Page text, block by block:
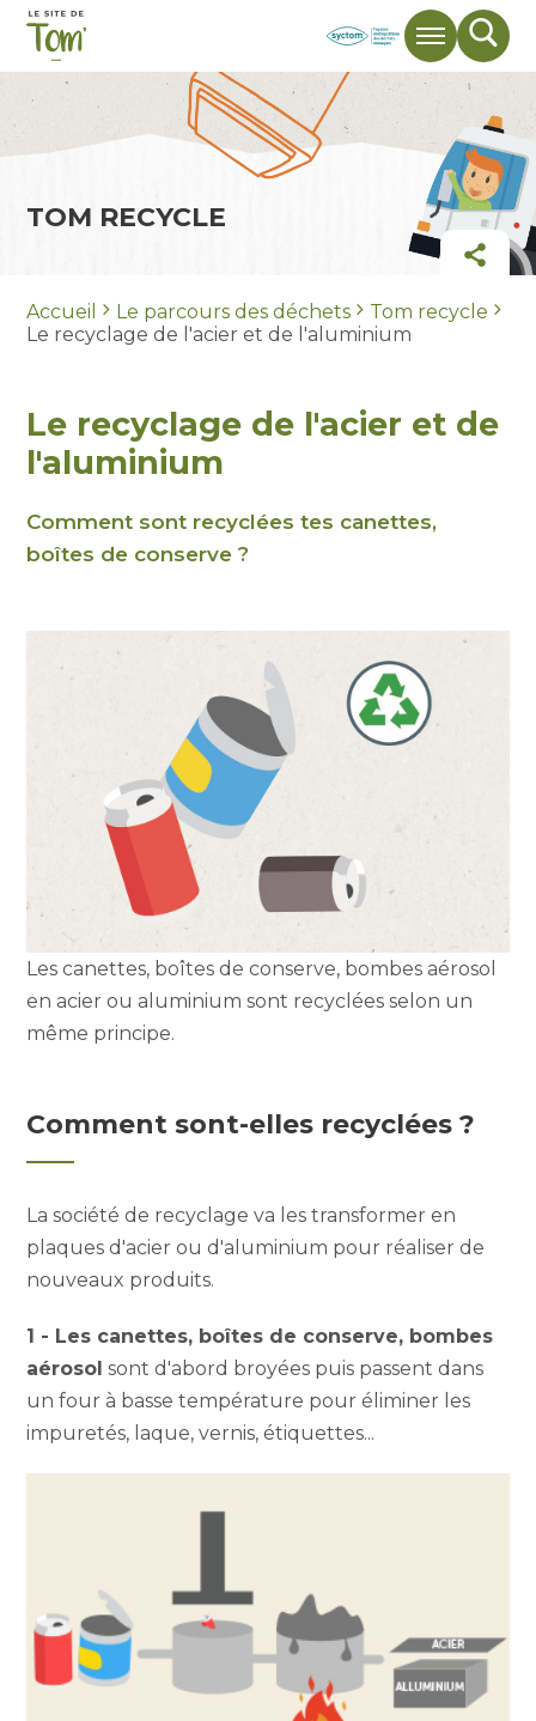
Menu
de
TOM RECYCLE
Accueil Le parcours des déchets
Tom recycle
Le recyclage de l'acier et de l'aluminium
Le recyclage de l'acier et de
l'aluminium
Comment sont recyclées tes canettes,
boîtes de conserve ?
Les canettes, boîtes de conserve, bombes aérosol
en acier ou aluminium sont recyclées selon un
même principe.
Comment sont-elles recyclées ?
La société de recyclage va les transformer en
plaques d'acier ou d'aluminium pour réaliser de
nouveaux produits.
1 - Les canettes, boîtes de conserve, bombes
aérosol sont d'abord broyées puis passent dans
un four à basse température pour éliminer les
impuretés, laque, vernis, étiquettes...